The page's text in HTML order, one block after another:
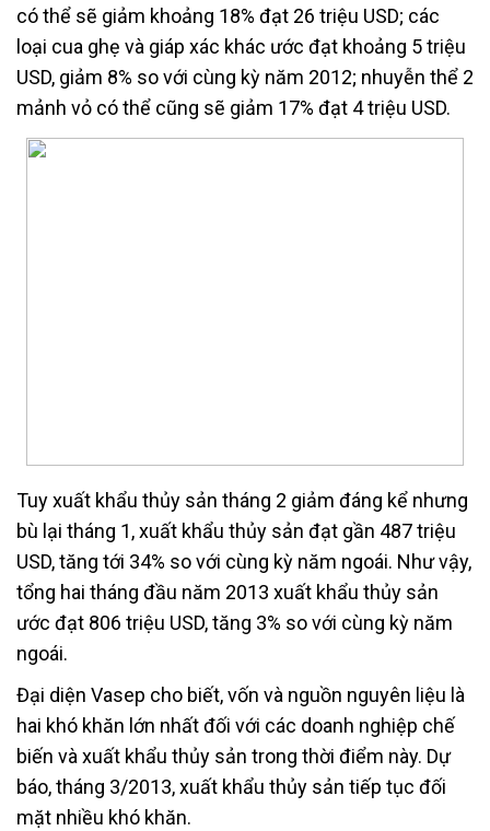
có thể sẽ giảm khoảng 18% đạt 26 triệu USD; các
loại cua ghẹ và giáp xác khác ước đạt khoảng 5 triệu
USD, giảm 8% so với cùng kỳ năm 2012; nhuyễn thể 2
mảnh vỏ có thể cũng sẽ giảm 17% đạt 4 triệu USD.
Tuy xuất khẩu thủy sản tháng 2 giảm đáng kể nhưng
bù lại tháng 1, xuất khẩu thủy sản đạt gần 487 triệu
USD, tăng tới 34% so với cùng kỳ năm ngoái. Như vậy,
tổng hai tháng đầu năm 2013 xuất khẩu thủy sản
ước đạt 806 triệu USD, tăng 3% so với cùng kỳ năm
ngoái.
Đại diện Vasep cho biết, vốn và nguồn nguyên liệu là
hai khó khăn lớn nhất đối với các doanh nghiệp chế
biến và xuất khẩu thủy sản trong thời điểm này. Dự
báo, tháng 3/2013, xuất khẩu thủy sản tiếp tục đối
mặt nhiều khó khăn.